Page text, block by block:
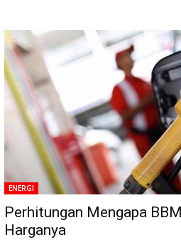
ENERGI
Perhitungan Mengapa
Harganya